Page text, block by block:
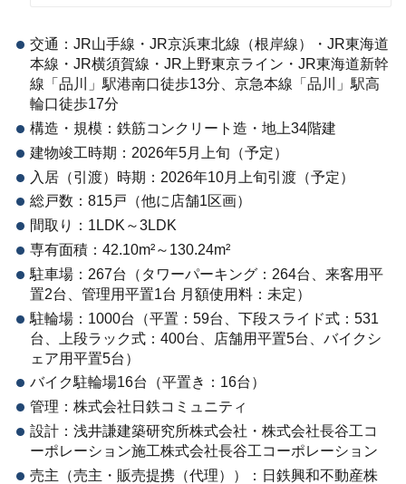
交通：JR山手線・JR京浜東北線（根岸線）・JR東海道
本線・JR横須賀線・JR上野東京ライン・JR東海道新幹
線「品川」駅港南口徒歩13分、京急本線「品川」駅高
輪口徒歩17分
構造・規模：鉄筋コンクリート造・地上34階建
建物竣工時期：2026年5月上旬（予定）
入居（引渡）時期：2026年10月上旬引渡（予定）
総戸数：815戸（他に店舗1区画）
間取り：1LDK～3LDK
専有面積：42.10m²～130.24m²
駐車場：267台（タワーパーキング：264台、来客用平
置2台、管理用平置1台 月額使用料：未定）
駐輪場：1000台（平置：59台、下段スライド式：531
台、上段ラック式：400台、店舗用平置5台、バイクシ
ェア用平置5台）
バイク駐輪場16台（平置き：16台）
管理：株式会社日鉄コミュニティ
設計：浅井謙建築研究所株式会社・株式会社⾧谷工コ
ーポレーション施工株式会社⾧谷工コーポレーション
売主（売主・販売提携（代理））：日鉄興和不動産株